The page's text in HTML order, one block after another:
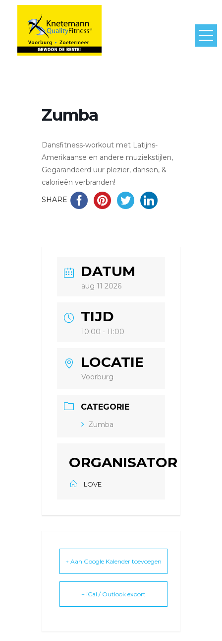
Zumba
Dansfitness-workout met Latijns-
Amerikaanse en andere muziekstijlen,
Gegarandeerd uur plezier, dansen, &
calorieën verbranden!
SHARE
DATUM
aug 11 2026
TIJD
10:00 - 11:00
LOCATIE
Voorburg
CATEGORIE
Zumba
ORGANISATOR
LOVE
+ Aan Google Kalender toevoegen
+ iCal / Outlook export